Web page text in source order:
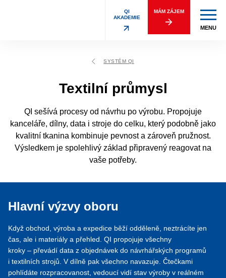
QI
AKADEMIE
MÁM ZÁJEM
MENU
SYSTÉM QI
Textilní průmysl
QI sešívá procesy od návrhu po výrobu. Propojuje
kanceláře, dílny, data i stroje do celku, který podobně jako
kvalitní tkanina kombinuje pevnost a zároveň pružnost.
Výsledkem je spolehlivý základ připravený reagovat na
vaše potřeby.
Hlavní výzvy oboru
Když obchod, výroba a expedice běží odděleně, neztrácíte jen
čas, ale i materiály a přehled. QI propojuje všechny
kroky – převádí data z objednávek do návrhářských programů
i textilních strojů. V dílně pak všechno navazuje. Čtečkami
pohlídáte rozpracovanost, vedoucí vidí stav výroby v reálném